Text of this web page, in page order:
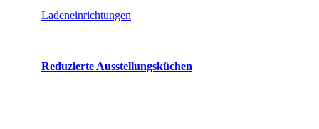
Ladeneinrichtungen
Reduzierte Ausstellungsküchen